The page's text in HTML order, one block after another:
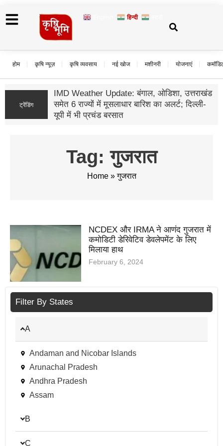
हिन्दी
होम कृषि न्यूज़ कृषि व्यवसाय नई खोज मशीनरी योजनाएं
ट्रेंडिंग
Gold Rate Today:
में ₹1.46 लाख के करीब
Tag: गुजरात
Home»गुजरात
NCDEX और IRMA ने आणंद गुजरात में
कमोडिटी डेरिवेटिव डेवलेपमेंट के लिए
मिलाया हाथ
February 6, 2024
Filter By States
A
Andaman and Nicobar Islands
Arunachal Pradesh
Andhra Pradesh
Assam
B
C